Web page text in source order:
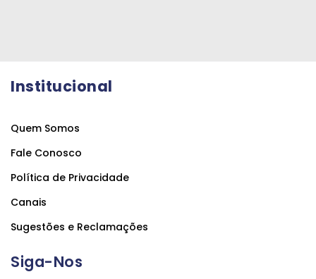
Institucional
Quem Somos
Fale Conosco
Política de Privacidade
Canais
Sugestões e Reclamações
Siga-Nos